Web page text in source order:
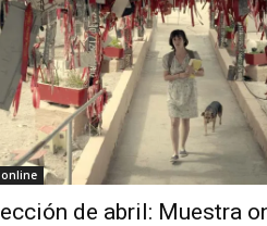
online
de abril: Muestra